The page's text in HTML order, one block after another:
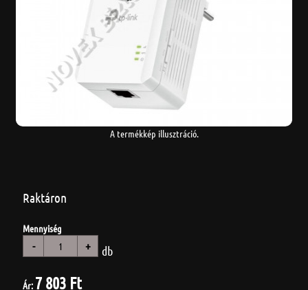
A termékkép illusztráció.
Raktáron
Mennyiség
- + db
Ár: 7 803 Ft